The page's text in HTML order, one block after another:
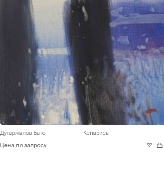
Дугаржапов Бато Кепарисы
Цена по запросу